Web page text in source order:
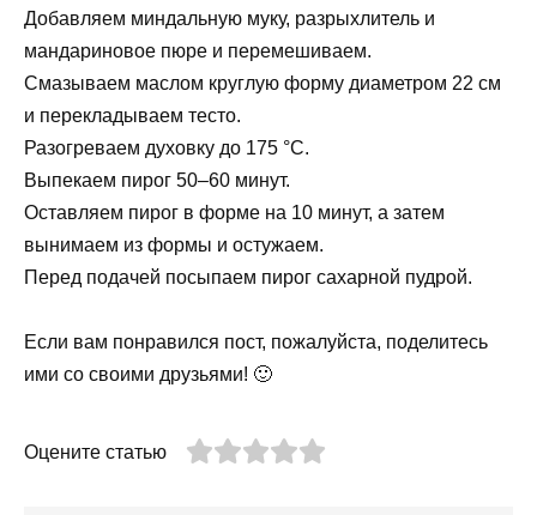
Добавляем миндальную муку, разрыхлитель и
мандариновое пюре и перемешиваем.
Смазываем маслом круглую форму диаметром 22 см
и перекладываем тесто.
Разогреваем духовку до 175 °С.
Выпекаем пирог 50–60 минут.
Оставляем пирог в форме на 10 минут, а затем
вынимаем из формы и остужаем.
Перед подачей посыпаем пирог сахарной пудрой.
Если вам понравился пост, пожалуйста, поделитесь
ими со своими друзьями! 🙂
Оцените статью